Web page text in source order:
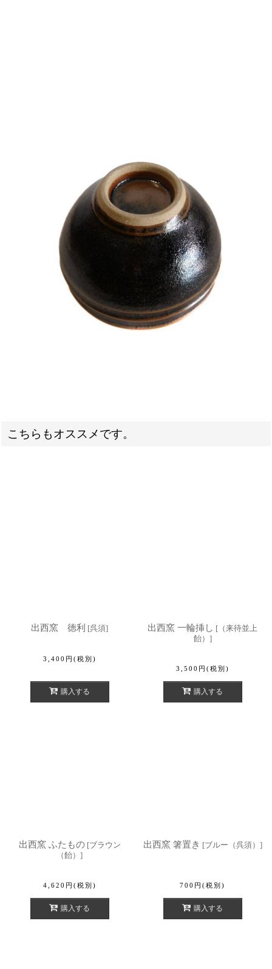
こちらもオススメです。
出西窯 徳利 [呉須]
3,400 円 (税別)
購入する
出西窯 一輪挿し [ （来待並上
飴） ]
3,500 円 (税別)
購入する
出西窯 ふたもの [ブラウン
（飴） ]
4,620 円 (税別)
購入する
出西窯 箸置き [ブルー（呉須） ]
700 円 (税別)
購入する